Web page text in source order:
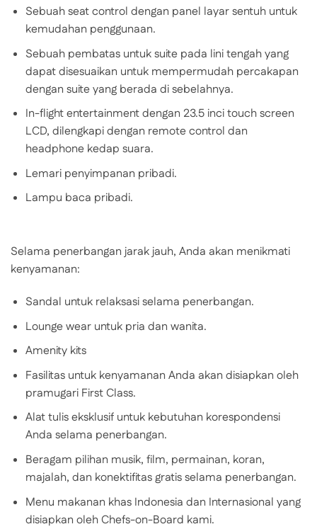
Sebuah seat control dengan panel layar sentuh untuk
kemudahan penggunaan.
Sebuah pembatas untuk suite pada lini tengah yang
dapat disesuaikan untuk mempermudah percakapan
dengan suite yang berada di sebelahnya.
In-flight entertainment dengan 23.5 inci touch screen
LCD, dilengkapi dengan remote control dan
headphone kedap suara.
Lemari penyimpanan pribadi.
Lampu baca pribadi.
Selama penerbangan jarak jauh, Anda akan menikmati
kenyamanan:
Sandal untuk relaksasi selama penerbangan.
Lounge wear untuk pria dan wanita.
Amenity kits
Fasilitas untuk kenyamanan Anda akan disiapkan oleh
pramugari First Class.
Alat tulis eksklusif untuk kebutuhan korespondensi
Anda selama penerbangan.
Beragam pilihan musik, film, permainan, koran,
majalah, dan konektifitas gratis selama penerbangan.
Menu makanan khas Indonesia dan Internasional yang
disiapkan oleh Chefs-on-Board kami.